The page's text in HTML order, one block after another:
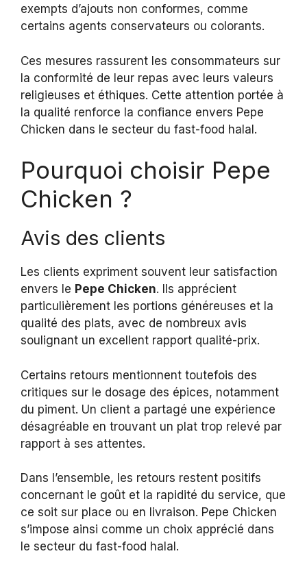
exempts d’ajouts non conformes, comme
certains agents conservateurs ou colorants.
Ces mesures rassurent les consommateurs sur
la conformité de leur repas avec leurs valeurs
religieuses et éthiques. Cette attention portée à
la qualité renforce la confiance envers Pepe
Chicken dans le secteur du fast-food halal.
Pourquoi choisir Pepe
Chicken ?
Avis des clients
Les clients expriment souvent leur satisfaction
envers le Pepe Chicken. Ils apprécient
particulièrement les portions généreuses et la
qualité des plats, avec de nombreux avis
soulignant un excellent rapport qualité-prix.
Certains retours mentionnent toutefois des
critiques sur le dosage des épices, notamment
du piment. Un client a partagé une expérience
désagréable en trouvant un plat trop relevé par
rapport à ses attentes.
Dans l’ensemble, les retours restent positifs
concernant le goût et la rapidité du service, que
ce soit sur place ou en livraison. Pepe Chicken
s’impose ainsi comme un choix apprécié dans
le secteur du fast-food halal.